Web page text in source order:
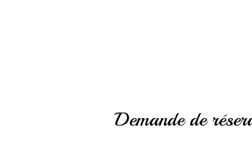
Demande de